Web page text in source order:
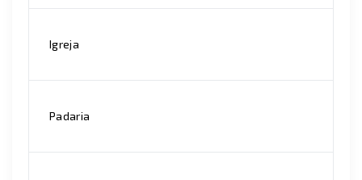
Igreja
Padaria